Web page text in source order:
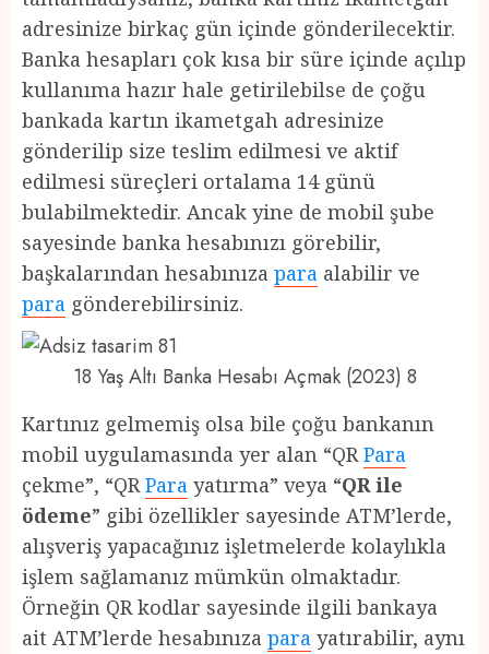
adresinize birkaç gün içinde gönderilecektir.
Banka hesapları çok kısa bir süre içinde açılıp
kullanıma hazır hale getirilebilse de çoğu
bankada kartın ikametgah adresinize
gönderilip size teslim edilmesi ve aktif
edilmesi süreçleri ortalama 14 günü
bulabilmektedir. Ancak yine de mobil şube
sayesinde banka hesabınızı görebilir,
başkalarından hesabınıza para alabilir ve
para gönderebilirsiniz.
18 Yaş Altı Banka Hesabı Açmak (2023) 8
Kartınız gelmemiş olsa bile çoğu bankanın
mobil uygulamasında yer alan “QRPara
çekme”, “QRPara yatırma” veya “QR ile
ödeme” gibi özellikler sayesinde ATM’lerde,
alışveriş yapacağınız işletmelerde kolaylıkla
işlem sağlamanız mümkün olmaktadır.
Örneğin QR kodlar sayesinde ilgili bankaya
ait ATM’lerde hesabınıza para yatırabilir, aynı